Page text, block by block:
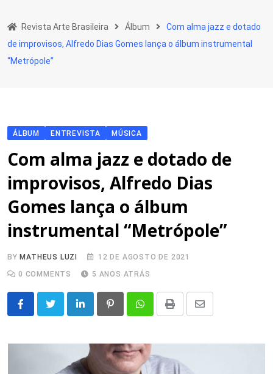
to
content
Revista Arte Brasileira Álbum
Com alma jazz e dotado
de improvisos, Alfredo Dias Gomes lança o álbum instrumental
“Metrópole”
ÁLBUM ENTREVISTA MÚSICA
Com alma jazz e dotado de
improvisos, Alfredo Dias
Gomes lança o álbum
instrumental “Metrópole”
BY MATHEUS LUZI
12 DE AGOSTO DE 2021
0 COMMENTS 5 ANOS ATRÁS
LinkedIn PinterestWhatsappPrint
Share
Email